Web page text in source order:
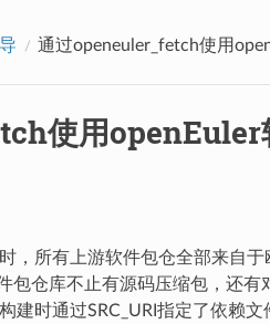
通过openeuler_fetch使用
使用openEuler
，所有上游软件包仓全部来自于
包仓库不止有源码压缩包，还有
建时通过SRC_URI指定了依赖